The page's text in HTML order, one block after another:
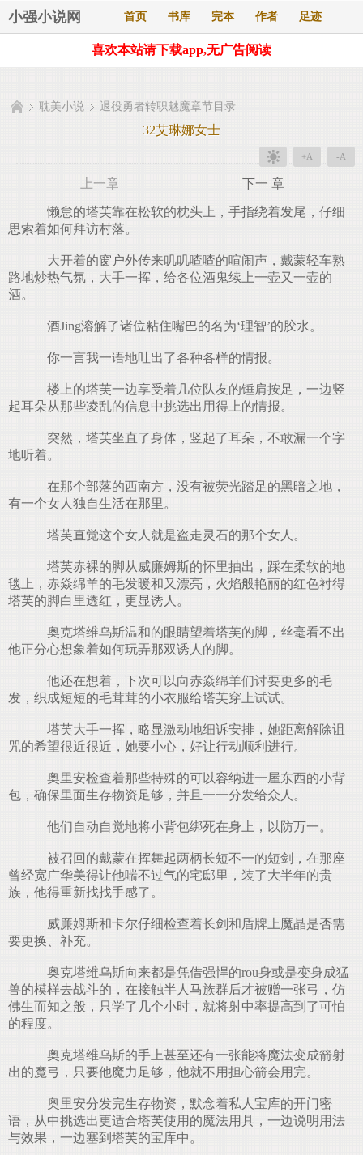
小强小说网 首页 书库 完本 作者 足迹
喜欢本站请下载app,无广告阅读
耽美小说 退役勇者转职魅魔章节目录
32艾琳娜女士
+A -A
上一章 下一 章
懒怠的塔芙靠在松软的枕头上，手指绕着发尾，仔细
思索着如何拜访村落。
大开着的窗户外传来叽叽喳喳的喧闹声，戴蒙轻车熟
路地炒热气氛，大手一挥，给各位酒鬼续上一壶又一壶的
酒。
酒Jing溶解了诸位粘住嘴巴的名为‘理智’的胶水。
你一言我一语地吐出了各种各样的情报。
楼上的塔芙一边享受着几位队友的锤肩按足，一边竖
起耳朵从那些凌乱的信息中挑选出用得上的情报。
突然，塔芙坐直了身体，竖起了耳朵，不敢漏一个字
地听着。
在那个部落的西南方，没有被荧光踏足的黑暗之地，
有一个女人独自生活在那里。
塔芙直觉这个女人就是盗走灵石的那个女人。
塔芙赤裸的脚从威廉姆斯的怀里抽出，踩在柔软的地
毯上，赤焱绵羊的毛发暖和又漂亮，火焰般艳丽的红色衬得
塔芙的脚白里透红，更显诱人。
奥克塔维乌斯温和的眼睛望着塔芙的脚，丝毫看不出
他正分心想象着如何玩弄那双诱人的脚。
他还在想着，下次可以向赤焱绵羊们讨要更多的毛
发，织成短短的毛茸茸的小衣服给塔芙穿上试试。
塔芙大手一挥，略显激动地细诉安排，她距离解除诅
咒的希望很近很近，她要小心，好让行动顺利进行。
奥里安检查着那些特殊的可以容纳进一屋东西的小背
包，确保里面生存物资足够，并且一一分发给众人。
他们自动自觉地将小背包绑死在身上，以防万一。
被召回的戴蒙在挥舞起两柄长短不一的短剑，在那座
曾经宽广华美得让他喘不过气的宅邸里，装了大半年的贵
族，他得重新找找手感了。
威廉姆斯和卡尔仔细检查着长剑和盾牌上魔晶是否需
要更换、补充。
奥克塔维乌斯向来都是凭借强悍的rou身或是变身成猛
兽的模样去战斗的，在接触半人马族群后才被赠一张弓，仿
佛生而知之般，只学了几个小时，就将射中率提高到了可怕
的程度。
奥克塔维乌斯的手上甚至还有一张能将魔法变成箭射
出的魔弓，只要他魔力足够，他就不用担心箭会用完。
奥里安分发完生存物资，默念着私人宝库的开门密
语，从中挑选出更适合塔芙使用的魔法用具，一边说明用法
与效果，一边塞到塔芙的宝库中。